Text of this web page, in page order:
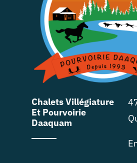
Chalets Villégiature
Et Pourvoirie
Daaquam